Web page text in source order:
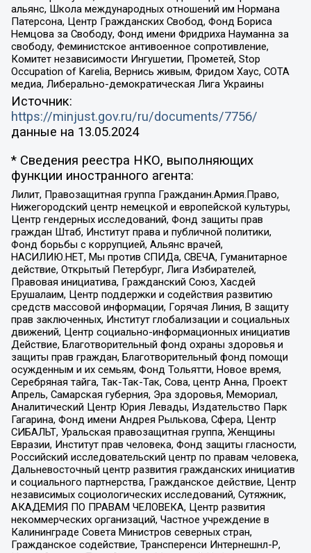
альянс, Школа международных отношений им Нормана
Патерсона, Центр Гражданских Свобод, Фонд Бориса
Немцова за Свободу, Фонд имени Фридриха Науманна за
свободу, Феминистское антивоенное сопротивление,
Комитет независимости Ингушетии, Прометей, Stop
Occupation of Karelia, Вернись живым, Фридом Хаус, СОТА
медиа, Либерально-демократическая Лига Украины
Источник:
https://minjust.gov.ru/ru/documents/7756/
данные на 13.05.2024
* Сведения реестра НКО, выполняющих
функции иностранного агента:
Лилит, Правозащитная группа Гражданин.Армия.Право,
Нижегородский центр немецкой и европейской культуры,
Центр гендерных исследований, Фонд защиты прав
граждан Штаб, Институт права и публичной политики,
Фонд борьбы с коррупцией, Альянс врачей,
НАСИЛИЮ.НЕТ, Мы против СПИДа, СВЕЧА, Гуманитарное
действие, Открытый Петербург, Лига Избирателей,
Правовая инициатива, Гражданский Союз, Хасдей
Ерушалаим, Центр поддержки и содействия развитию
средств массовой информации, Горячая Линия, В защиту
прав заключенных, Институт глобализации и социальных
движений, Центр социально-информационных инициатив
Действие, Благотворительный фонд охраны здоровья и
защиты прав граждан, Благотворительный фонд помощи
осужденным и их семьям, Фонд Тольятти, Новое время,
Серебряная тайга, Так-Так-Так, Сова, центр Анна, Проект
Апрель, Самарская губерния, Эра здоровья, Мемориал,
Аналитический Центр Юрия Левады, Издательство Парк
Гагарина, Фонд имени Андрея Рылькова, Сфера, Центр
СИБАЛЬТ, Уральская правозащитная группа, Женщины
Евразии, Институт прав человека, Фонд защиты гласности,
Российский исследовательский центр по правам человека,
Дальневосточный центр развития гражданских инициатив
и социального партнерства, Гражданское действие, Центр
независимых социологических исследований, Сутяжник,
АКАДЕМИЯ ПО ПРАВАМ ЧЕЛОВЕКА, Центр развития
некоммерческих организаций, Частное учреждение в
Калининграде Совета Министров северных стран,
Гражданское содействие, Трансперенси Интернешнл-Р,